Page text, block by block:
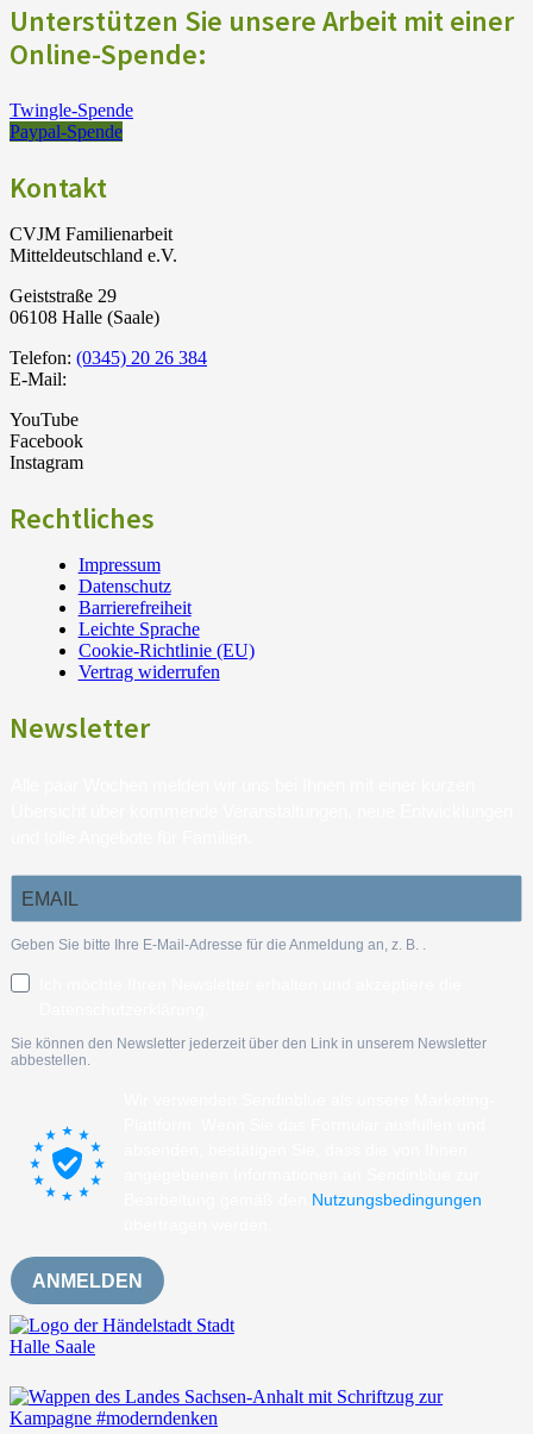
Unterstützen Sie unsere Arbeit mit einer
Online-Spende:
Twingle-Spende
Paypal-Spende
Kontakt
CVJM Familienarbeit
Mitteldeutschland e.V.
Geiststraße 29
06108 Halle (Saale)
Telefon: (0345) 20 26 384
E-Mail:
YouTube
Facebook
Instagram
Rechtliches
Impressum
Datenschutz
Barrierefreiheit
Leichte Sprache
Cookie-Richtlinie (EU)
Vertrag widerrufen
Newsletter
Geben Sie bitte Ihre E-Mail-Adresse für die Anmeldung an, z. B. .
Sie können den Newsletter jederzeit über den Link in unserem Newsletter
abbestellen.
Nutzungsbedingungen
ANMELDEN